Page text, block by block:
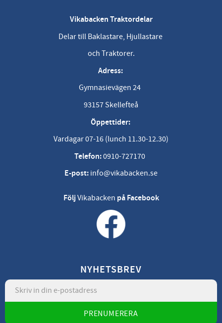
Vikabacken Traktordelar
Delar till Baklastare, Hjullastare
och Traktorer.
Adress:
Gymnasievägen 24
93157 Skellefteå
Öppettider:
Vardagar 07-16 (lunch 11.30-12.30)
Telefon:0910-727170
E-post: info@vikabacken.se
FöljVikabacken på Facebook
NYHETSBREV
PRENUMERERA